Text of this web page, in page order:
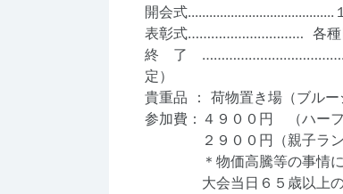
開会式.........................................
表彰式………………………… 各種目
終 了
貴重品 ： 荷物置き場（ブル
参加費：４９００円 （ハー
２９００円（親子ラン
＊物価高騰等の事情によ
大会当日６５歳以上の方